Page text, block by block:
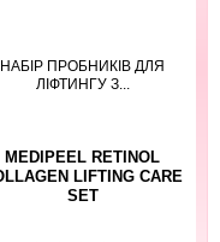
НАБІР ПРОБНИКІВ ДЛЯ
ЛІФТИНГУ З...
MEDIPEEL RETINOL
LIFTING CARE
SET